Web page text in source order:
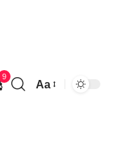
9
Aa